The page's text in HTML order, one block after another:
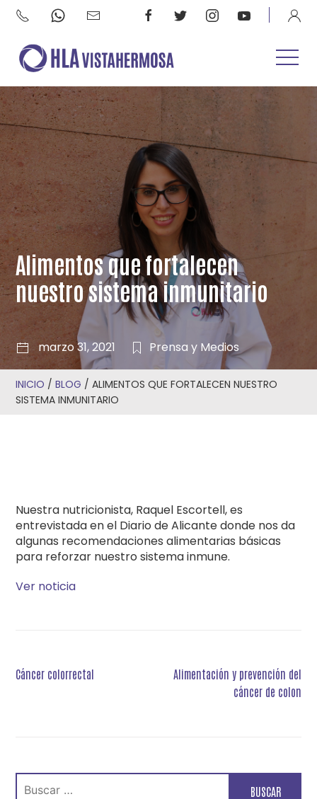
Alimentos que fortalecen
nuestro sistema inmunitario
marzo 31, 2021 Prensa y Medios
INICIO /BLOG /ALIMENTOS QUE FORTALECEN NUESTRO
SISTEMA INMUNITARIO
Nuestra nutricionista, Raquel Escortell, es
entrevistada en el Diario de Alicante donde nos da
algunas recomendaciones alimentarias básicas
para reforzar nuestro sistema inmune.
Ver noticia
Navegación
Cáncer colorrectal
Alimentación y prevención del
cáncer de colon
Buscar: